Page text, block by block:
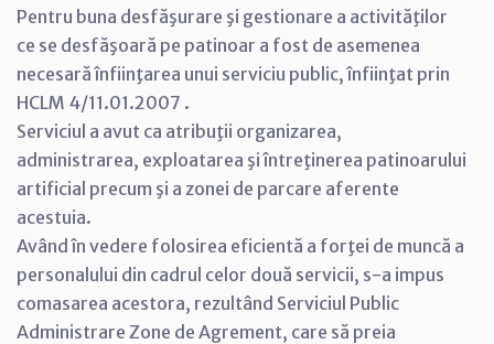
Pentru buna desfăşurare şi gestionare a activităţilor
ce se desfăşoară pe patinoar a fost de asemenea
necesară înfiinţarea unui serviciu public, înfiinţat prin
HCLM 4/11.01.2007 .
Serviciul a avut ca atribuţii organizarea,
administrarea, exploatarea şi întreţinerea patinoarului
artificial precum şi a zonei de parcare aferente
acestuia.
Având în vedere folosirea eficientă a forţei de muncă a
personalului din cadrul celor două servicii, s-a impus
comasarea acestora, rezultând Serviciul Public
Administrare Zone de Agrement, care să preia